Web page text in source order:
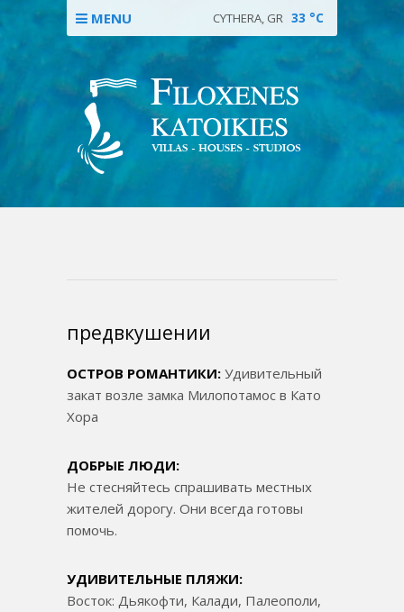
MENU CYTHERA, GR 33 °C
предвкушении
ОСТРОВ РОМАНТИКИ: Удивительный
закат возле замка Милопотамос в Като
Хора
ДОБРЫЕ ЛЮДИ:
Не стесняйтесь спрашивать местных
жителей дорогу. Они всегда готовы
помочь.
УДИВИТЕЛЬНЫЕ ПЛЯЖИ:
Восток: Дьякофти, Калади, Палеополи,